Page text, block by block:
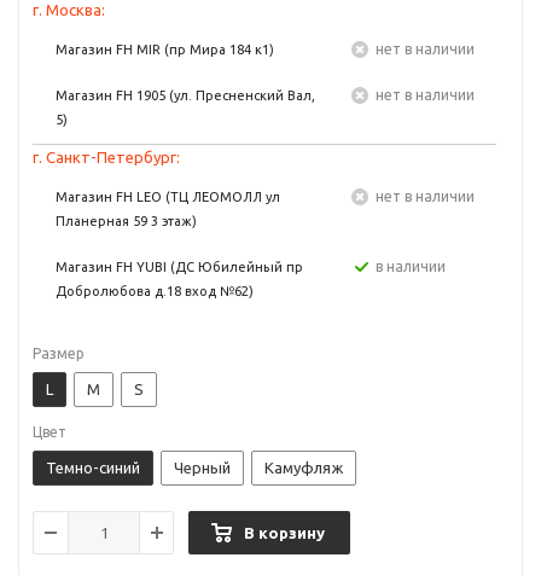
г. Москва:
Магазин FH MIR (пр Мира 184 к1) Нет в наличии
Магазин FH 1905 (ул. Пресненский Вал,
5)
Нет в наличии
г. Санкт-Петербург:
Магазин FH LEO (ТЦ ЛЕОМОЛЛ ул
Планерная 59 3 этаж)
Нет в наличии
Магазин FH YUBI (ДС Юбилейный пр
Добролюбова д.18 вход №62)
в наличии
Размер
L M S
Цвет
Темно-синий Черный Камуфляж
В корзину